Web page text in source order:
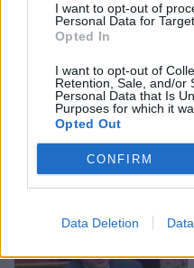
I want to opt-out of
Personal Data for
Opted In
I want to opt-out of
Retention, Sale, and/or
Personal Data that Is
Purposes for which it
Opted Out
CONFIRM
Data Deletion
Alpha Bank: Για πρώτη φορά το
πύλες του σε όλους
ΠΕΡΙΣΣΌΤΕΡΑ ΣΕ